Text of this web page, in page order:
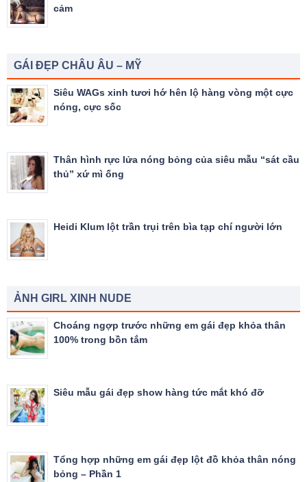
cảm
GÁI ĐẸP CHÂU ÂU – MỸ
Siêu WAGs xinh tươi hớ hên lộ hàng vòng một cực
nóng, cực sốc
Thân hình rực lửa nóng bỏng của siêu mẫu “sát cầu
thủ” xứ mì ống
Heidi Klum lột trần trụi trên bìa tạp chí người lớn
ẢNH GIRL XINH NUDE
Choáng ngợp trước những em gái đẹp khỏa thân
100% trong bồn tắm
Siêu mẫu gái đẹp show hàng tức mắt khó đỡ
Tổng hợp những em gái đẹp lột đồ khỏa thân nóng
bỏng – Phần 1